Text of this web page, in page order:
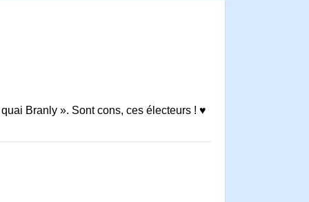
Branly ». Sont cons, ces électeurs ! ♥